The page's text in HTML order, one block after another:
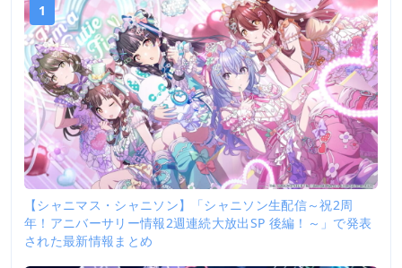
1
【シャニマス・シャニソン】「シャニソン生配信～祝2周
年！アニバーサリー情報2週連続大放出SP 後編！～」で発表
された最新情報まとめ